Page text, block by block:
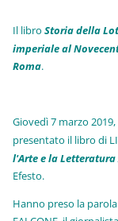
Il libroStoria della
imperiale al
Roma.
Giovedì 7 marzo
presentato il libro di
l'Arte e la
Efesto.
Hanno preso la